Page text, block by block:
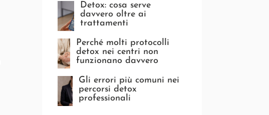
Detox: cosa serve
davvero oltre ai
trattamenti
Perché molti protocolli
detox nei centri non
funzionano davvero
Gli errori più comuni nei
percorsi detox
professionali